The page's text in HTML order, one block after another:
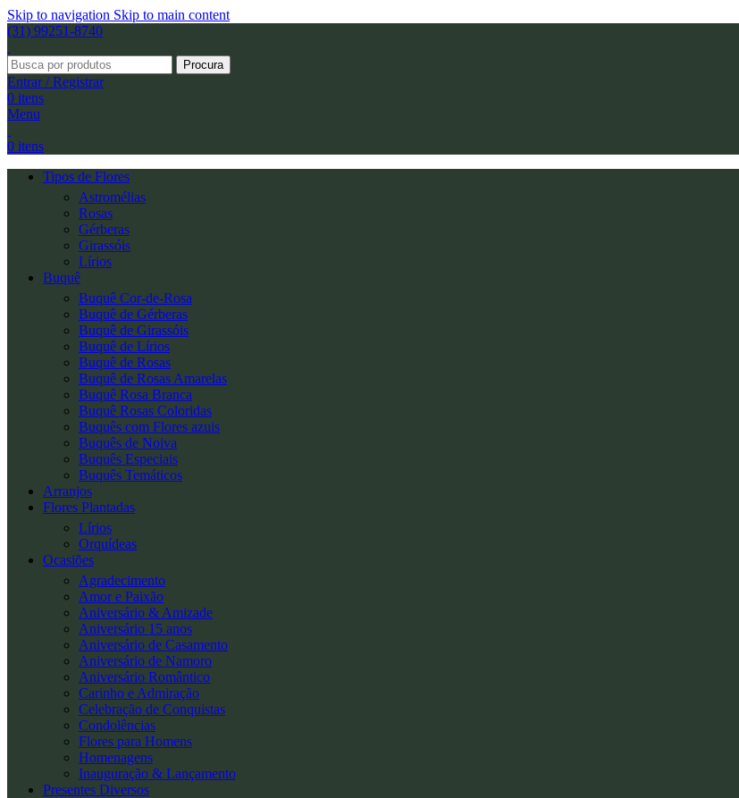
Skip to navigation Skip to main content
(31) 99251-8740
Procura
Entrar / Registrar
0 itens
Menu
0 itens
Tipos de Flores
Astromélias
Rosas
Gérberas
Girassóis
Lírios
Buquê
Buquê Cor-de-Rosa
Buquê de Gérberas
Buquê de Girassóis
Buquê de Lírios
Buquê de Rosas
Buquê de Rosas Amarelas
Buquê Rosa Branca
Buquê Rosas Coloridas
Buquês com Flores azuis
Buquês de Noiva
Buquês Especiais
Buquês Temáticos
Arranjos
Flores Plantadas
Lírios
Orquídeas
Ocasiões
Agradecimento
Amor e Paixão
Aniversário & Amizade
Aniversário 15 anos
Aniversário de Casamento
Aniversário de Namoro
Aniversário Romântico
Carinho e Admiração
Celebração de Conquistas
Condolências
Flores para Homens
Homenagens
Inauguração & Lançamento
Presentes Diversos